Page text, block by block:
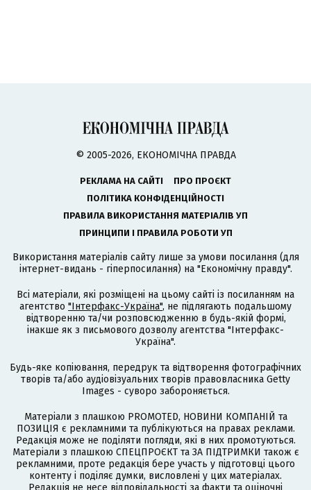
© 2005-2026, ЕКОНОМІЧНА ПРАВДА
РЕКЛАМА НА САЙТІ
ПРО ПРОЄКТ
ПОЛІТИКА КОНФІДЕНЦІЙНОСТІ
ПРАВИЛА ВИКОРИСТАННЯ МАТЕРІАЛІВ УП
ПРИНЦИПИ І ПРАВИЛА РОБОТИ УП
Використання матеріалів сайту лише за умови посилання (для
інтернет-видань - гіперпосилання) на "Економічну правду".
Всі матеріали, які розміщені на цьому сайті із посиланням на
агентство "Інтерфакс-Україна", не підлягають подальшому
відтворенню та/чи розповсюдженню в будь-якій формі,
інакше як з письмового дозволу агентства "Інтерфакс-
Україна".
Будь-яке копіювання, передрук та відтворення фотографічних
творів та/або аудіовізуальних творів правовласника Getty
Images - суворо забороняється.
Матеріали з плашкою PROMOTED, НОВИНИ КОМПАНІЙ та
ПОЗИЦІЯ є рекламними та публікуються на правах реклами.
Редакція може не поділяти погляди, які в них промотуються.
Матеріали з плашкою СПЕЦПРОЄКТ та ЗА ПІДТРИМКИ також є
рекламними, проте редакція бере участь у підготовці цього
контенту і поділяє думки, висловлені у цих матеріалах.